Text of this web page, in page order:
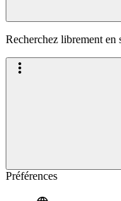
Recherchez librement en
Préférences